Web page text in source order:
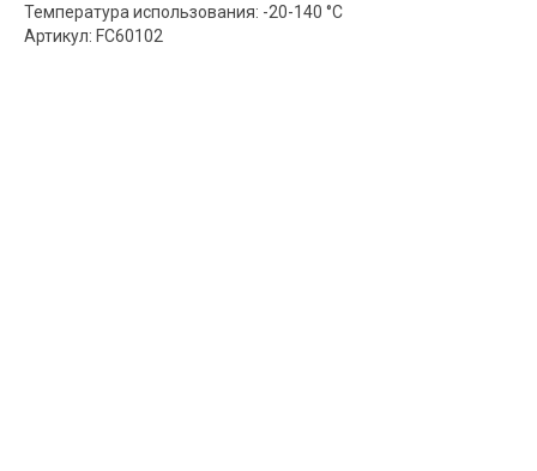
Температура использования: -20-140 °С
Артикул: FC60102